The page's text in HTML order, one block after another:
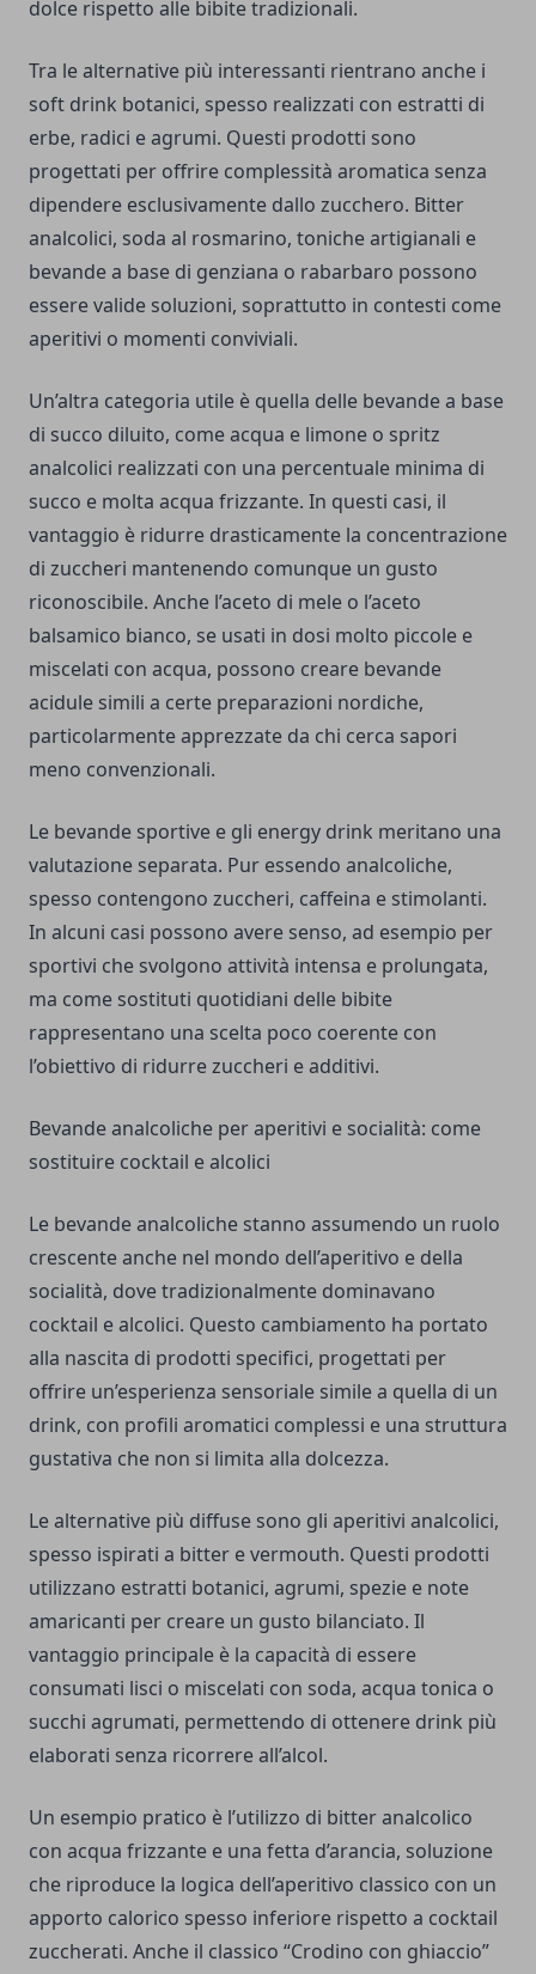
dolce rispetto alle bibite tradizionali.
Tra le alternative più interessanti rientrano anche i
soft drink botanici, spesso realizzati con estratti di
erbe, radici e agrumi. Questi prodotti sono
progettati per offrire complessità aromatica senza
dipendere esclusivamente dallo zucchero. Bitter
analcolici, soda al rosmarino, toniche artigianali e
bevande a base di genziana o rabarbaro possono
essere valide soluzioni, soprattutto in contesti come
aperitivi o momenti conviviali.
Un’altra categoria utile è quella delle bevande a base
di succo diluito, come acqua e limone o spritz
analcolici realizzati con una percentuale minima di
succo e molta acqua frizzante. In questi casi, il
vantaggio è ridurre drasticamente la concentrazione
di zuccheri mantenendo comunque un gusto
riconoscibile. Anche l’aceto di mele o l’aceto
balsamico bianco, se usati in dosi molto piccole e
miscelati con acqua, possono creare bevande
acidule simili a certe preparazioni nordiche,
particolarmente apprezzate da chi cerca sapori
meno convenzionali.
Le bevande sportive e gli energy drink meritano una
valutazione separata. Pur essendo analcoliche,
spesso contengono zuccheri, caffeina e stimolanti.
In alcuni casi possono avere senso, ad esempio per
sportivi che svolgono attività intensa e prolungata,
ma come sostituti quotidiani delle bibite
rappresentano una scelta poco coerente con
l’obiettivo di ridurre zuccheri e additivi.
Bevande analcoliche per aperitivi e socialità: come
sostituire cocktail e alcolici
Le bevande analcoliche stanno assumendo un ruolo
crescente anche nel mondo dell’aperitivo e della
socialità, dove tradizionalmente dominavano
cocktail e alcolici. Questo cambiamento ha portato
alla nascita di prodotti specifici, progettati per
offrire un’esperienza sensoriale simile a quella di un
drink, con profili aromatici complessi e una struttura
gustativa che non si limita alla dolcezza.
Le alternative più diffuse sono gli aperitivi analcolici,
spesso ispirati a bitter e vermouth. Questi prodotti
utilizzano estratti botanici, agrumi, spezie e note
amaricanti per creare un gusto bilanciato. Il
vantaggio principale è la capacità di essere
consumati lisci o miscelati con soda, acqua tonica o
succhi agrumati, permettendo di ottenere drink più
elaborati senza ricorrere all’alcol.
Un esempio pratico è l’utilizzo di bitter analcolico
con acqua frizzante e una fetta d’arancia, soluzione
che riproduce la logica dell’aperitivo classico con un
apporto calorico spesso inferiore rispetto a cocktail
zuccherati. Anche il classico “Crodino con ghiaccio”